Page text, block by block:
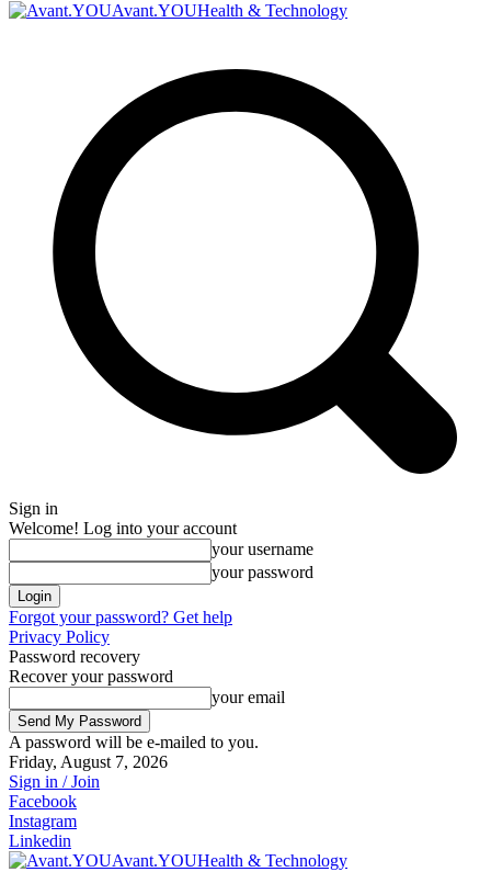
Avant.YOUHealth & Technology
Sign in
Welcome! Log into your account
your username
your password
Forgot your password? Get help
Privacy Policy
Password recovery
Recover your password
your email
A password will be e-mailed to you.
Friday, August 7, 2026
Sign in / Join
Facebook
Instagram
Linkedin
Avant.YOUHealth & Technology